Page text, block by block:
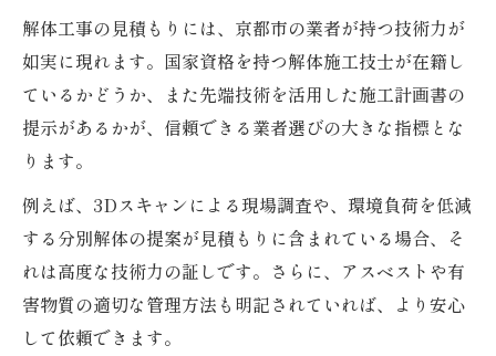
解体工事の見積もりには、京都市の業者が持つ技術力が
如実に現れます。国家資格を持つ解体施工技士が在籍し
ているかどうか、また先端技術を活用した施工計画書の
提示があるかが、信頼できる業者選びの大きな指標とな
ります。
例えば、3Dスキャンによる現場調査や、環境負荷を低減
する分別解体の提案が見積もりに含まれている場合、そ
れは高度な技術力の証しです。さらに、アスベストや有
害物質の適切な管理方法も明記されていれば、より安心
して依頼できます。